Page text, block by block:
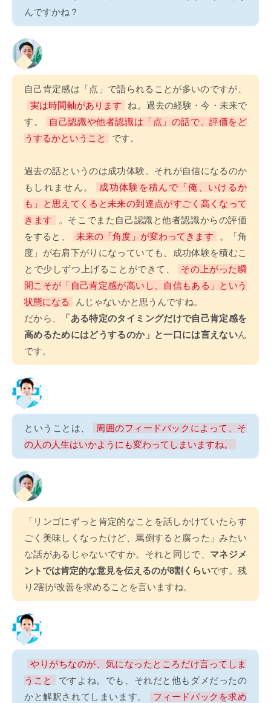
んですかね？
自己肯定感は「点」で語られることが多いのですが、
実は時間軸があります
ね。過去の経験・今・未来で
す。
自己認識や他者認識は「点」の話で、評価をど
うするかということ
です。
過去の話というのは成功体験。それが自信になるのか
もしれません。
成功体験を積んで「俺、いけるか
も」と思えてくると未来の到達点がすごく高くなって
きます
。そこでまた自己認識と他者認識からの評価
をすると、
未来の「角度」が変わってきます
。「角
度」が右肩下がりになっていても、成功体験を積むこ
とで少しずつ上げることができて、
その上がった瞬
間こそが「自己肯定感が高いし、自信もある」という
状態になる
んじゃないかと思うんですね。
だから、
「ある特定のタイミングだけで自己肯定感を
高めるためにはどうするのか」と一口には言えないん
です。
ということは、
周囲のフィードバックによって、そ
の人の人生はいかようにも変わってしまいますね。
「リンゴにずっと肯定的なことを話しかけていたらす
ごく美味しくなったけど、罵倒すると腐った」みたい
な話があるじゃないですか。それと同じで、 マネジメ
ントでは肯定的な意見を伝えるのが8割くらいです。残
り2割が改善を求めることを言いますね。
やりがちなのが、気になったところだけ言ってしま
うこと
ですよね。でも、それだと他もダメだったの
かと解釈されてしまいます。
フィードバックを求め